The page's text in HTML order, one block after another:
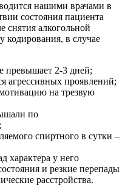
нашими врачами в
состояния пациента
снятия алкогольной
кодирования, в случае
превышает 2-3 дней;
агрессивных проявлений;
на трезвую
по
спиртного в сутки –
характера у него
и резкие перепады
расстройства.